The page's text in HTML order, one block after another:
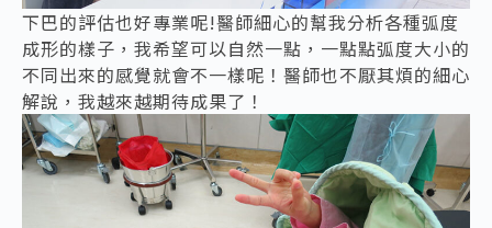
下巴的評估也好專業呢!醫師細心的幫我分析各種弧度
成形的樣子，我希望可以自然一點，一點點弧度大小的
不同出來的感覺就會不一樣呢！醫師也不厭其煩的細心
解說，我越來越期待成果了！